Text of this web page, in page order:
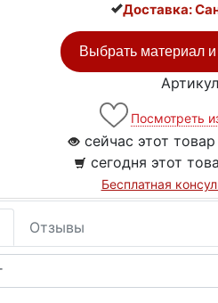
Доставка:
Выбрать материал и
Посмотреть
сейчас этот
сегодня этот
Бесплатная
Отзывы